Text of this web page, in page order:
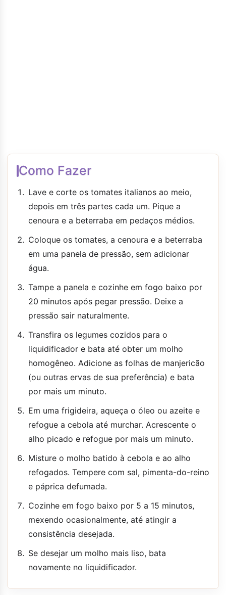
Como Fazer
Lave e corte os tomates italianos ao meio,
depois em três partes cada um. Pique a
cenoura e a beterraba em pedaços médios.
Coloque os tomates, a cenoura e a beterraba
em uma panela de pressão, sem adicionar
água.
Tampe a panela e cozinhe em fogo baixo por
20 minutos após pegar pressão. Deixe a
pressão sair naturalmente.
Transfira os legumes cozidos para o
liquidificador e bata até obter um molho
homogêneo. Adicione as folhas de manjericão
(ou outras ervas de sua preferência) e bata
por mais um minuto.
Em uma frigideira, aqueça o óleo ou azeite e
refogue a cebola até murchar. Acrescente o
alho picado e refogue por mais um minuto.
Misture o molho batido à cebola e ao alho
refogados. Tempere com sal, pimenta-do-reino
e páprica defumada.
Cozinhe em fogo baixo por 5 a 15 minutos,
mexendo ocasionalmente, até atingir a
consistência desejada.
Se desejar um molho mais liso, bata
novamente no liquidificador.